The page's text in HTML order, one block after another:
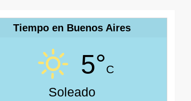
Tiempo en Buenos Aires
5°C
Soleado